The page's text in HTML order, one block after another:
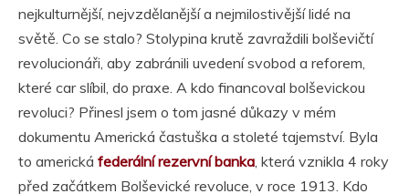
nejkulturnější, nejvzdělanější a nejmilostivější lidé na
světě. Co se stalo? Stolypina krutě zavraždili bolševičtí
revolucionáři, aby zabránili uvedení svobod a reforem,
které car slíbil, do praxe. A kdo financoval bolševickou
revoluci? Přinesl jsem o tom jasné důkazy v mém
dokumentu Americká častuška a stoleté tajemství. Byla
to americká federální rezervní banka, která vznikla 4 roky
před začátkem Bolševické revoluce, v roce 1913. Kdo